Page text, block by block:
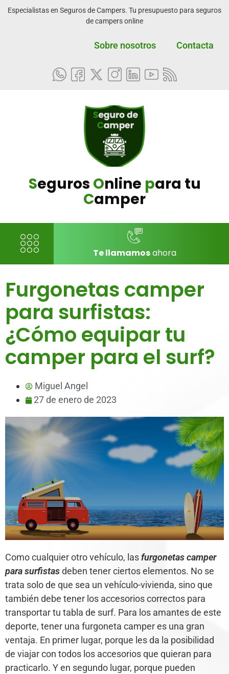
Especialistas en Seguros de Campers. Tu presupuesto para seguros
de campers online
Sobre nosotros Contacta
Seguros Online para tu
Camper
Te llamamosahora
Furgonetas camper
para surfistas:
¿Cómo equipar tu
camper para el surf?
Miguel Angel
27 de enero de 2023
Como cualquier otro vehículo, lasfurgonetas camper
para surfistasdeben tener ciertos elementos. No se
trata solo de que sea un vehículo-vivienda, sino que
también debe tener los accesorios correctos para
transportar tu tabla de surf. Para los amantes de este
deporte, tener una furgoneta camper es una gran
ventaja. En primer lugar, porque les da la posibilidad
de viajar con todos los accesorios que quieran para
practicarlo. Y en segundo lugar, porque pueden